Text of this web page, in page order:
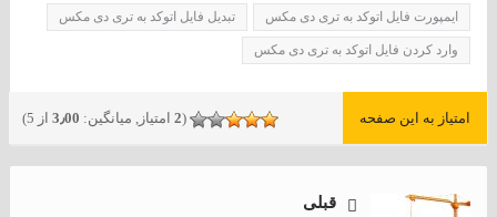
ایمپورت فایل اتوکد به تری دی مکس تبدیل فایل اتوکد به تری دی مکس
وارد کردن فایل اتوکد به تری دی مکس
امتیاز به این صفحه (
2 امتیاز, میانگین: 3٫00 از 5)
قبلی